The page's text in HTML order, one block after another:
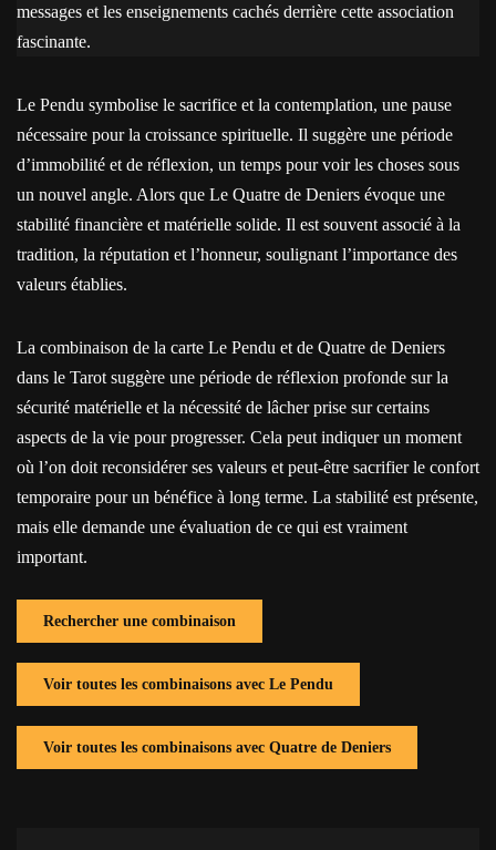
messages et les enseignements cachés derrière cette association
fascinante.
Le Pendu symbolise le sacrifice et la contemplation, une pause
nécessaire pour la croissance spirituelle. Il suggère une période
d’immobilité et de réflexion, un temps pour voir les choses sous
un nouvel angle. Alors que Le Quatre de Deniers évoque une
stabilité financière et matérielle solide. Il est souvent associé à la
tradition, la réputation et l’honneur, soulignant l’importance des
valeurs établies.
La combinaison de la carte Le Pendu et de Quatre de Deniers
dans le Tarot suggère une période de réflexion profonde sur la
sécurité matérielle et la nécessité de lâcher prise sur certains
aspects de la vie pour progresser. Cela peut indiquer un moment
où l’on doit reconsidérer ses valeurs et peut-être sacrifier le confort
temporaire pour un bénéfice à long terme. La stabilité est présente,
mais elle demande une évaluation de ce qui est vraiment
important.
Rechercher une combinaison
Voir toutes les combinaisons avec Le Pendu
Voir toutes les combinaisons avec Quatre de Deniers